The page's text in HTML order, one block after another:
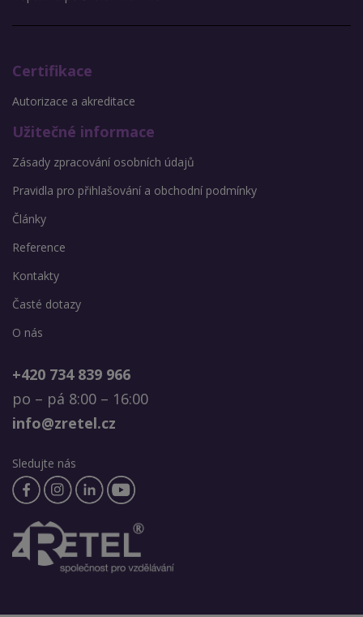
Certifikace
Autorizace a akreditace
Užitečné informace
Zásady zpracování osobních údajů
Pravidla pro přihlašování a obchodní podmínky
Články
Reference
Kontakty
Časté dotazy
O nás
+420 734 839 966
po – pá 8:00 – 16:00
info@zretel.cz
Sledujte nás